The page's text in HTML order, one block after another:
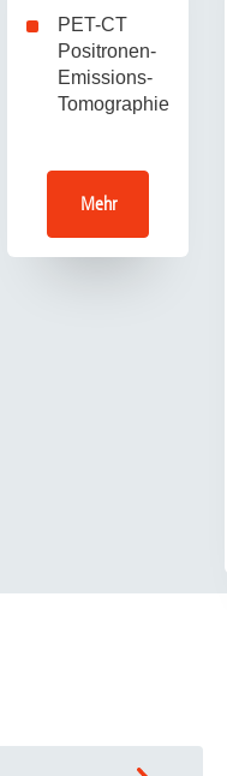
PET-CT
Positronen-
Emissions-
Tomographie
Mehr